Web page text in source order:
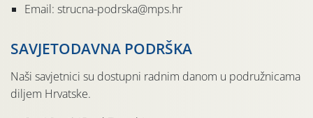
Email: strucna-podrska@mps.hr
SAVJETODAVNA PODRŠKA
Naši savjetnici su dostupni radnim danom u podružnicama
diljem Hrvatske.